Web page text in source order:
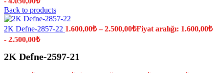
Back to products
2K Defne-2857-22 1.600,00₺ –2.500,00₺Fiyat aralığı: 1.600,00₺
- 2.500,00₺
2K Defne-2597-21